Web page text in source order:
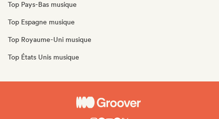
Top Pays-Bas musique
Top Espagne musique
Top Royaume-Uni musique
Top États Unis musique